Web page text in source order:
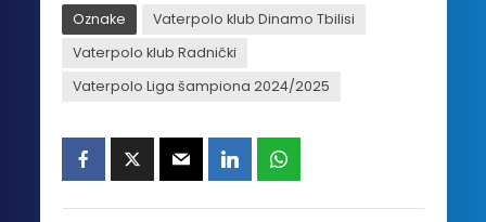
Oznake
Vaterpolo klub Dinamo Tbilisi
Vaterpolo klub Radnički
Vaterpolo Liga šampiona 2024/2025